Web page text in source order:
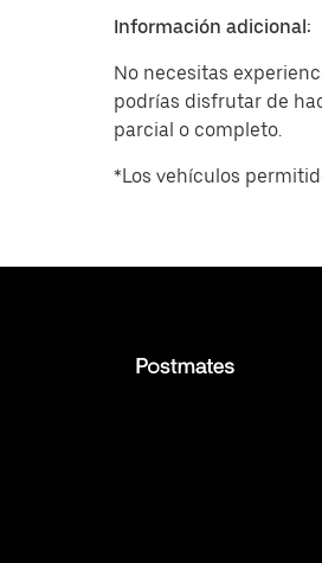
Información adicional:
No necesitas
podrías disfrutar de
parcial o completo.
*Los vehículos